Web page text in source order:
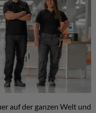
auf der ganzen Welt und